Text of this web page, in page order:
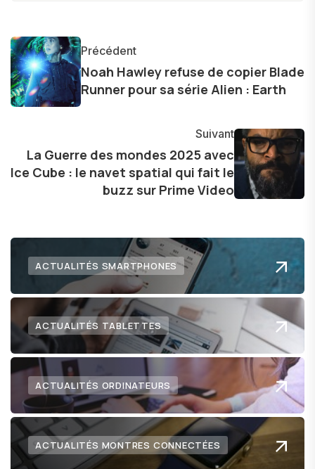
informations précises et pertinentes pour aider
les consommateurs à comprendre et à naviguer
dans le paysage technologique en constante
évolution.
Précédent
Noah Hawley refuse de copier Blade
Runner pour sa série Alien : Earth
Suivant
La Guerre des mondes 2025 avec
Ice Cube : le navet spatial qui fait le
buzz sur Prime Video
ACTUALITÉS SMARTPHONES
ACTUALITÉS TABLETTES
ACTUALITÉS ORDINATEURS
ACTUALITÉS MONTRES CONNECTÉES